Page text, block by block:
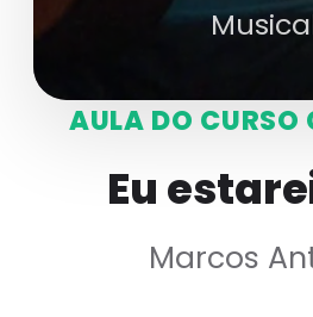
AULA DO CURSO
Eu
Marcos